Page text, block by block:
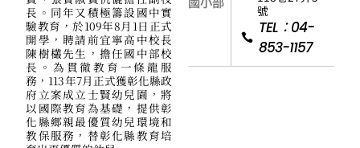
長。同年又積極籌設國中實
驗教育，於109年8月1日正式
開學，聘請前宜寧高中校長
陳樹欉先生，擔任國中部校
長。為貫徹教育一條龍服
務，113年7月正式獲彰化縣政
府立案成立士賢幼兒園，將
以國際教育為基礎，提供彰
化縣鄉親最優質幼兒環境和
教保服務，替彰化縣教育培
號
TEL：04-
853-1157